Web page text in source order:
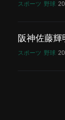
スポーツ 野球
阪神佐藤
スポーツ 野球